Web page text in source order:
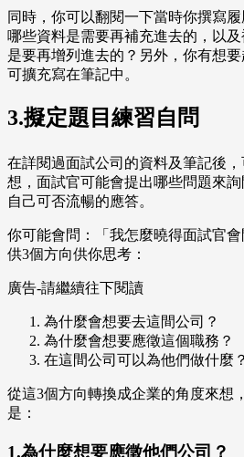
同時，你可以翻閱一下當時你撰寫
哪些資料是需要再補充進去的，以
是要再增列進去的？另外，你有想
可擴充寫在筆記中。
3.擬定題目練習自問
在詳閱過面試公司的資料及筆記後
想，面試官可能會提出哪些問題來
自己可否流暢的應答。
你可能會問：「我怎麼曉得面試官
供3個方向供你思考：
廣告-請繼續往下閱讀
為什麼會想要去這間公司？
為什麼會想要應徵這個職務？
在這間公司可以為他們做什麼？
從這3個方向轉換成企業的角度來想
是：
1.為什麼想要應徵他們公司？